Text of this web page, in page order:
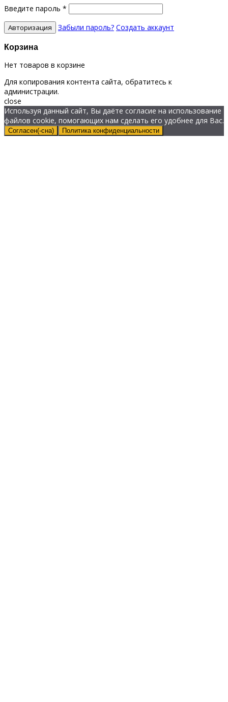
Введите пароль *
Забыли пароль? Создать аккаунт
Корзина
Нет товаров в корзине
Для копирования контента сайта, обратитесь к
администрации.
close
Используя данный сайт, Вы даёте согласие на использование
файлов cookie, помогающих нам сделать его удобнее для Вас.
Согласен(-сна) Политика конфиденциальности